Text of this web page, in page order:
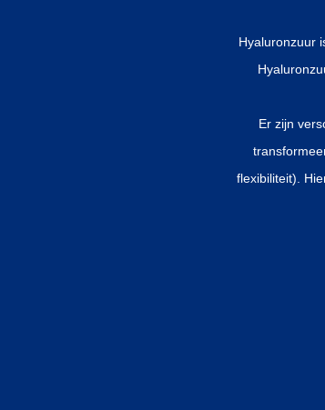
Hyaluronzuur
Er zijn
flexibiliteit).